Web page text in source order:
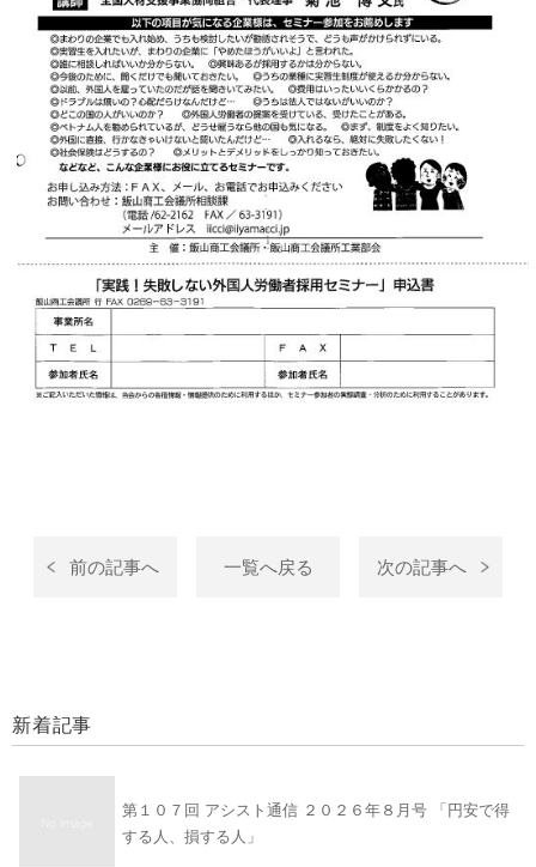
前の記事へ 一覧へ戻る 次の記事へ
新着記事
第１０７回 アシスト通信 ２０２６年８月号 「円安で得
する人、損する人」